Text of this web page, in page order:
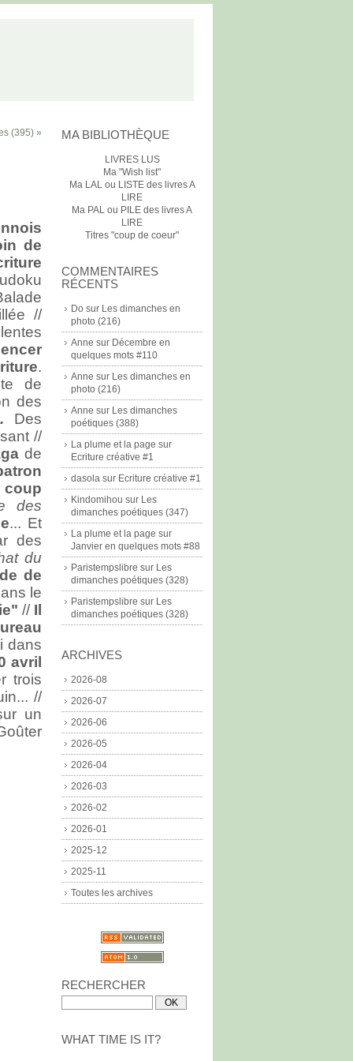
MA BIBLIOTHÈQUE
LIVRES LUS
Ma "Wish list"
Ma LAL ou LISTE des livres A
LIRE
Ma PAL ou PILE des livres A
LIRE
Titres "coup de coeur"
COMMENTAIRES
RÉCENTS
Do sur Les dimanches en
photo (216)
Anne sur Décembre en
quelques mots #110
Anne sur Les dimanches en
photo (216)
Anne sur Les dimanches
poétiques (388)
La plume et la page sur
Ecriture créative #1
dasola sur Ecriture créative #1
Kindomihou sur Les
dimanches poétiques (347)
La plume et la page sur
Janvier en quelques mots #88
Paristempslibre sur Les
dimanches poétiques (328)
Paristempslibre sur Les
dimanches poétiques (328)
ARCHIVES
2026-08
2026-07
2026-06
2026-05
2026-04
2026-03
2026-02
2026-01
2025-12
2025-11
Toutes les archives
RECHERCHER
WHAT TIME IS IT?
(395) »
de
//
.
de
des
Des
//
de
coup
des
... Et
des
du
de
le
// Il
dans
avril
trois
//
un